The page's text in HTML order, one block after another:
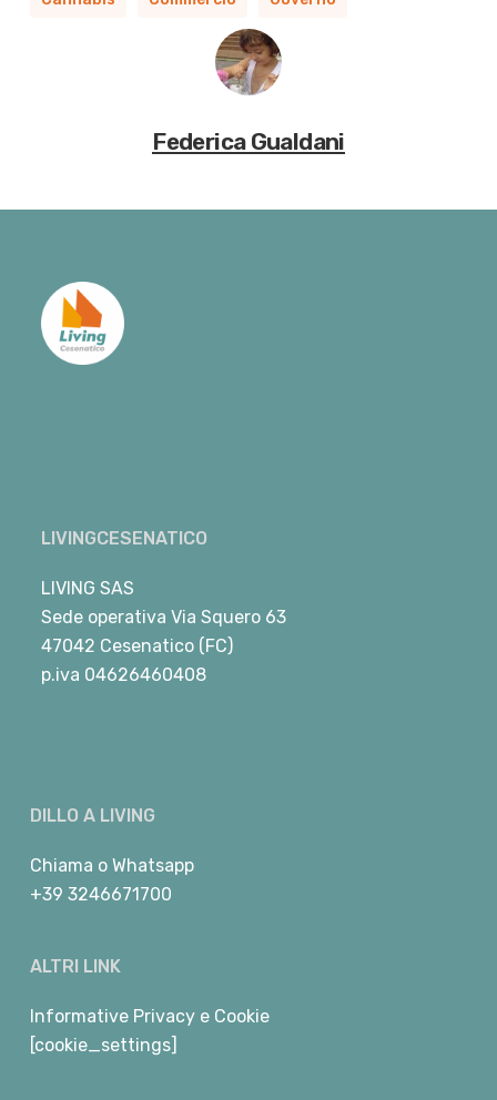
Federica Gualdani
LIVINGCESENATICO
LIVING SAS
Sede operativa Via Squero 63
47042 Cesenatico (FC)
p.iva 04626460408
DILLO A LIVING
Chiama o Whatsapp
+39 3246671700
ALTRI LINK
Informative Privacy e Cookie
[cookie_settings]